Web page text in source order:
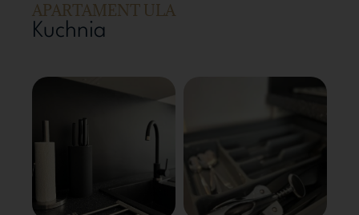
APARTAMENT ULA
Kuchnia